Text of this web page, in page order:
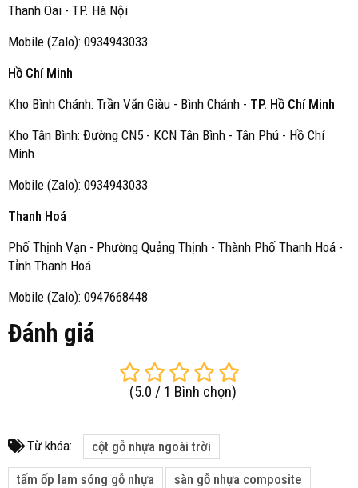
Thanh Oai - TP. Hà Nội
Mobile (Zalo): 0934943033
Hồ Chí Minh
Kho Bình Chánh: Trần Văn Giàu - Bình Chánh - TP. Hồ Chí Minh
Kho Tân Bình: Đường CN5 - KCN Tân Bình - Tân Phú - Hồ Chí
Minh
Mobile (Zalo): 0934943033
Thanh Hoá
Phố Thịnh Vạn - Phường Quảng Thịnh - Thành Phố Thanh Hoá -
Tỉnh Thanh Hoá
Mobile (Zalo): 0947668448
Đánh giá
(5.0 / 1 Bình chọn)
Từ khóa: cột gỗ nhựa ngoài trời
tấm ốp lam sóng gỗ nhựa sàn gỗ nhựa composite